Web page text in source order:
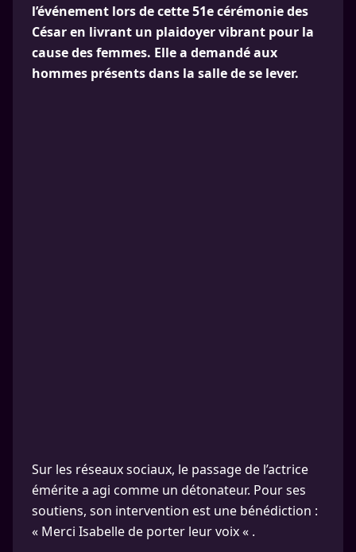
l’événement lors de cette 51e cérémonie des
César en livrant un plaidoyer vibrant pour la
cause des femmes. Elle a demandé aux
hommes présents dans la salle de se lever.
Sur les réseaux sociaux, le passage de l’actrice
émérite a agi comme un détonateur. Pour ses
soutiens, son intervention est une bénédiction :
« Merci Isabelle de porter leur voix « .